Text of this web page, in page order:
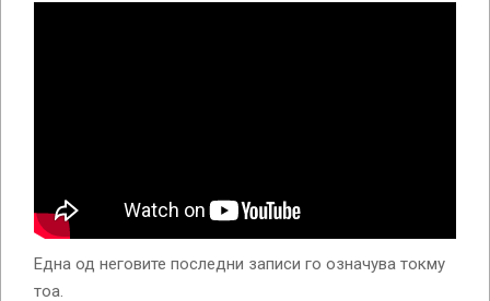
Една од неговите последни записи го означува токму
тоа.